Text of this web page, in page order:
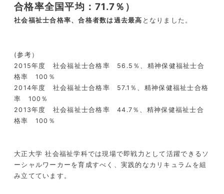
合格率全国平均：71.7％）
社会福祉士合格率、合格者数は過去最高 となりました。
(参考）
2015年度 社会福祉士合格率 56.5％、精神保健福祉士合
格率 100％
2014年度 社会福祉士合格率 57.1％、精神保健福祉士合格
率 100％
2013年度 社会福祉士合格率 44.7％、精神保健福祉士合
格率 100％
大正大学 社会福祉学科では現場で即戦力として活躍できるソ
ーシャルワーカーを育成すべく、実践的なカリキュラムを組
み立てています。